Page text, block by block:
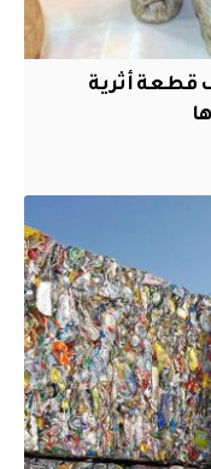
تهريب أكثر من 5 آلاف قطعة أثرية